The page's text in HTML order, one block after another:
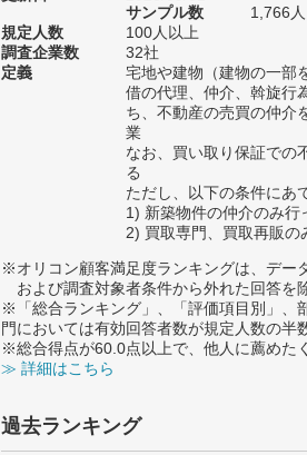
サンプル数
1,766
規定人数
100人以上
調査企業数
32社
定義
宅地や建物（建物の一部
借の代理、仲介、斡旋行
ち、不動産の売買の仲介
業
なお、買い取り保証での
る
ただし、以下の条件にあ
1) 新築物件の仲介のみ行
2) 買取専門、買取再販の
※オリコン顧客満足度ランキングは、デー
および調査対象者条件から外れた回答を
※「総合ランキング」、「評価項目別」、
門においては有効回答者数が規定人数の半
※総合得点が60.0点以上で、他人に薦めた
≫ 詳細はこちら
過去ランキング